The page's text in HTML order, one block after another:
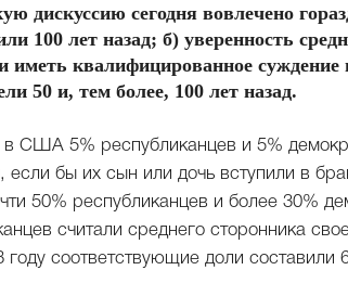
дискуссию сегодня вовлечено
100 лет назад; б) уверенность
иметь квалифицированное
50 и, тем более, 100 лет назад.
в США 5% республиканцев и 5%
если бы их сын или дочь вступили в
50% республиканцев и более 30%
считали среднего сторонника
году соответствующие доли составили